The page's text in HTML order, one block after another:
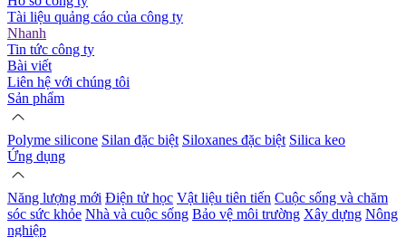
Tài liệu quảng cáo của công ty
Nhanh
Tin tức công ty
Bài viết
Liên hệ với chúng tôi
Sản phẩm
Polyme silicone Silan đặc biệt Siloxanes đặc biệt Silica keo
Ứng dụng
Năng lượng mới Điện tử học Vật liệu tiên tiến Cuộc sống và chăm
sóc sức khỏe Nhà và cuộc sống Bảo vệ môi trường Xây dựng Nông
nghiệp